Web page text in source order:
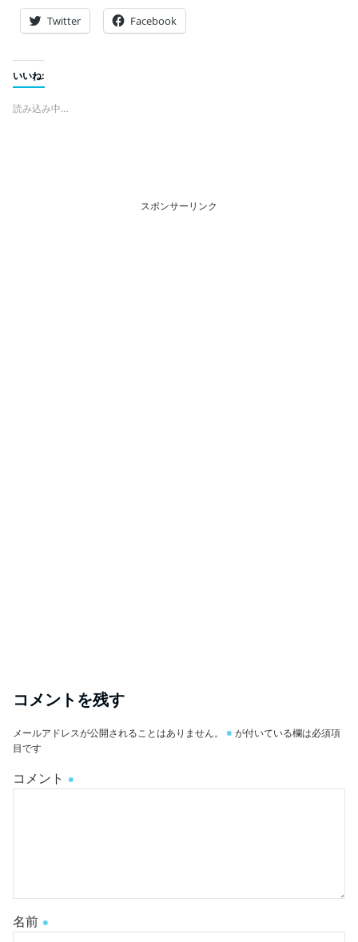
Twitter Facebook
いいね:
読み込み中…
スポンサーリンク
コメントを残す
メールアドレスが公開されることはありません。 ※ が付いている欄は必須項
目です
コメント ※
名前 ※